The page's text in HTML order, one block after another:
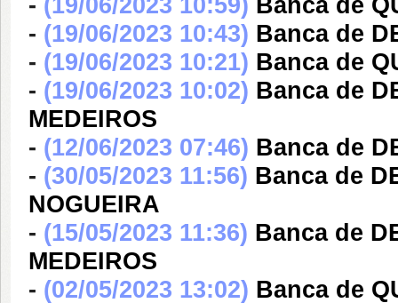
- (19/06/2023 10:59) Banca de
- (19/06/2023 10:43) Banca de
- (19/06/2023 10:21) Banca de
- (19/06/2023 10:02) Banca de
MEDEIROS
- (12/06/2023 07:46) Banca de
- (30/05/2023 11:56) Banca de
NOGUEIRA
- (15/05/2023 11:36) Banca de
MEDEIROS
- (02/05/2023 13:02) Banca de